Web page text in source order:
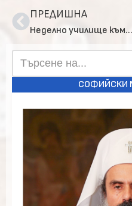
ПРЕДИШНА
Неделно училище към Руската църква „Св. Николай Чудотворец“
СОФИЙСКИ